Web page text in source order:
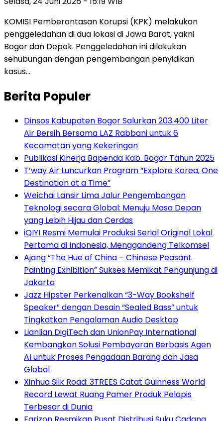
KOMISI Pemberantasan Korupsi (KPK) melakukan
penggeledahan di dua lokasi di Jawa Barat, yakni
Bogor dan Depok. Penggeledahan ini dilakukan
sehubungan dengan pengembangan penyidikan
kasus…
Berita Populer
Dinsos Kabupaten Bogor Salurkan 203.400 Liter
Air Bersih Bersama LAZ Rabbani untuk 6
Kecamatan yang Kekeringan
Publikasi Kinerja Bapenda Kab. Bogor Tahun 2025
T’way Air Luncurkan Program “Explore Korea, One
Destination at a Time”
Weichai Lansir Lima Jalur Pengembangan
Teknologi secara Global: Menuju Masa Depan
yang Lebih Hijau dan Cerdas
iQIYI Resmi Memulai Produksi Serial Original Lokal
Pertama di Indonesia, Menggandeng Telkomsel
Ajang “The Hue of China – Chinese Peasant
Painting Exhibition” Sukses Memikat Pengunjung di
Jakarta
Jazz Hipster Perkenalkan “3-Way Bookshelf
Speaker” dengan Desain “Sealed Bass” untuk
Tingkatkan Pengalaman Audio Desktop
Lianlian DigiTech dan UnionPay International
Kembangkan Solusi Pembayaran Berbasis Agen
AI untuk Proses Pengadaan Barang dan Jasa
Global
Xinhua Silk Road: 3TREES Catat Guinness World
Record Lewat Ruang Pamer Produk Pelapis
Terbesar di Dunia